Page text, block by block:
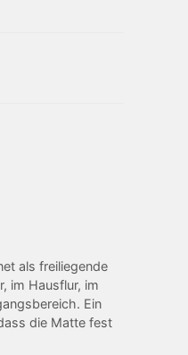
als freiliegende
im Hausflur, im
Ein
die Matte fest